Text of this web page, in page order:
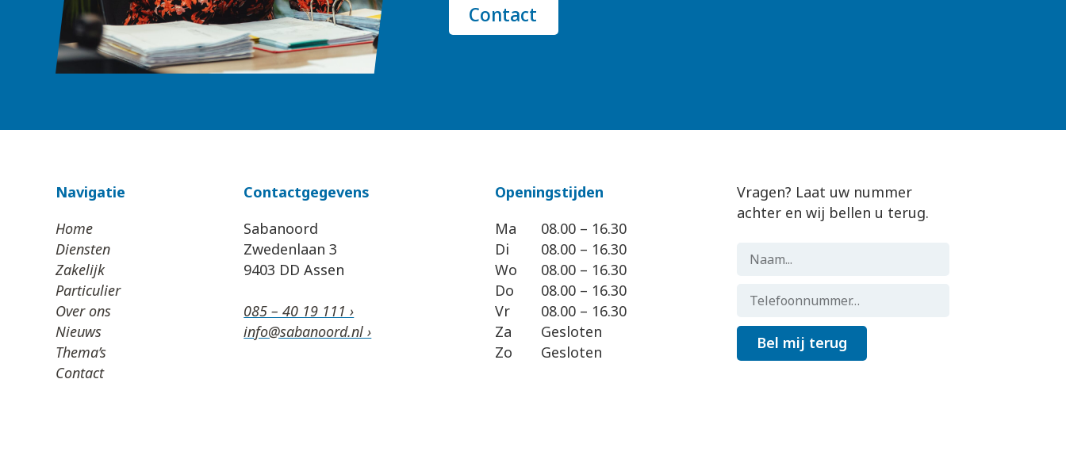
Contact
Navigatie
Home
Diensten
Zakelijk
Particulier
Over ons
Nieuws
Thema’s
Contact
Contactgegevens
Sabanoord
Zwedenlaan 3
9403 DD Assen
085 – 40 19 111 ›
info@sabanoord.nl ›
Openingstijden
Ma
Di
Wo
Do
Vr
Za
Zo
08.00 – 16.30
08.00 – 16.30
08.00 – 16.30
08.00 – 16.30
08.00 – 16.30
Gesloten
Gesloten
Vragen? Laat uw nummer
achter en wij bellen u terug.
Bel mij terug